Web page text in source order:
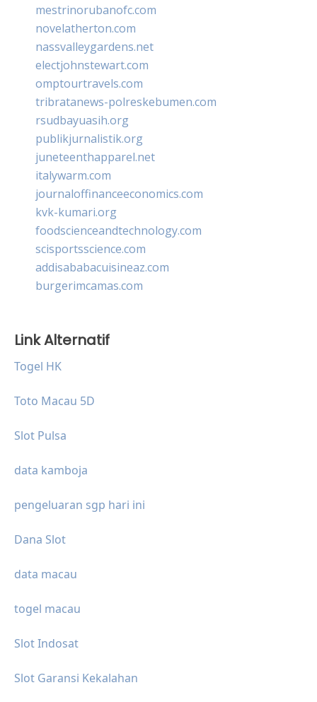
mestrinorubanofc.com
novelatherton.com
nassvalleygardens.net
electjohnstewart.com
omptourtravels.com
tribratanews-polreskebumen.com
rsudbayuasih.org
publikjurnalistik.org
juneteenthapparel.net
italywarm.com
journaloffinanceeconomics.com
kvk-kumari.org
foodscienceandtechnology.com
scisportsscience.com
addisababacuisineaz.com
burgerimcamas.com
Link Alternatif
Togel HK
Toto Macau 5D
Slot Pulsa
data kamboja
pengeluaran sgp hari ini
Dana Slot
data macau
togel macau
Slot Indosat
Slot Garansi Kekalahan